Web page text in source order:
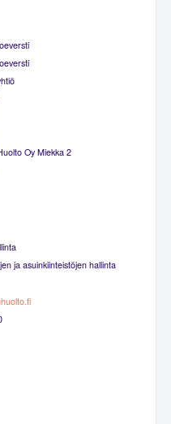
Oy Miekka 2
ja asuinkiinteistöjen hallinta